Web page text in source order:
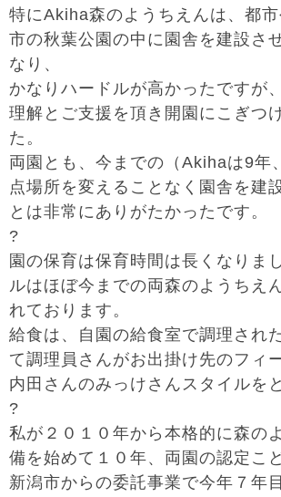
特にAkiha森のようちえんは、都
市の秋葉公園の中に園舎を建設さ
なり、
かなりハードルが高かったですが
理解とご支援を頂き開園にこぎつ
た。
両園とも、今までの（Akihaは9年
点場所を変えることなく園舎を建
とは非常にありがたかったです。
?
園の保育は保育時間は長くなりま
ルはほぼ今までの両森のようちえ
れております。
給食は、自園の給食室で調理され
て調理員さんがお出掛け先のフィ
内田さんのみっけさんスタイルを
?
私が２０１０年から本格的に森の
備を始めて１０年、両園の認定こ
新潟市からの委託事業で今年７年